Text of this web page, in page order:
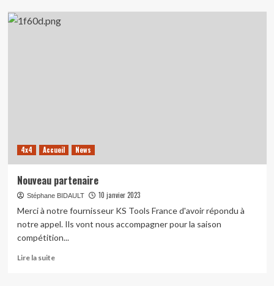
sur
Un
4x4 Accueil News
Nouveau partenaire
Stéphane BIDAULT 10 janvier 2023
Merci à notre fournisseur KS Tools France d'avoir répondu à
notre appel. Ils vont nous accompagner pour la saison
compétition...
Lire la suiteEn